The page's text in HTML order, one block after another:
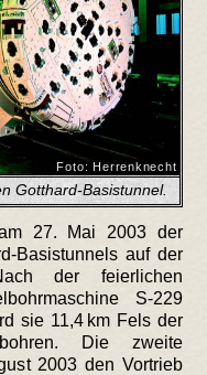
Foto: Herrenknecht
Gotthard-Basistunnel.
27. Mai 2003 der
Basistunnels auf der
der feierlichen
S-229
sie 11,4 km Fels der
Die zweite
2003 den Vortrieb